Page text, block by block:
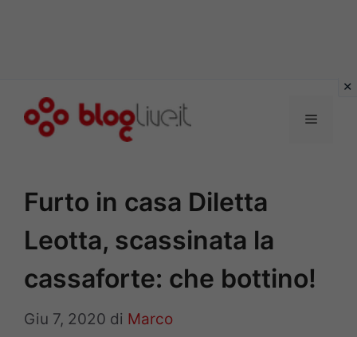
Menu
Furto in casa Diletta
Leotta, scassinata la
cassaforte: che bottino!
Giu 7, 2020 di Marco